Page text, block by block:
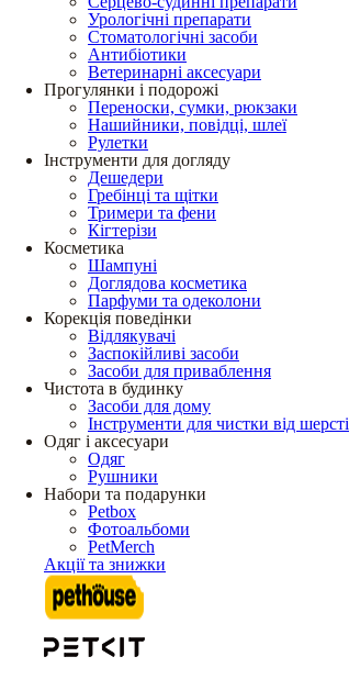
Урологічні препарати
Стоматологічні засоби
Антибіотики
Ветеринарні аксесуари
Прогулянки і подорожі
Переноски, сумки, рюкзаки
Нашийники, повідці, шлеї
Рулетки
Інструменти для догляду
Дешедери
Гребінці та щітки
Тримери та фени
Кігтерізи
Косметика
Шампуні
Доглядова косметика
Парфуми та одеколони
Корекція поведінки
Відлякувачі
Заспокійливі засоби
Засоби для приваблення
Чистота в будинку
Засоби для дому
Інструменти для чистки від шерсті
Одяг і аксесуари
Одяг
Рушники
Набори та подарунки
Petbox
Фотоальбоми
PetMerch
Акції та знижки